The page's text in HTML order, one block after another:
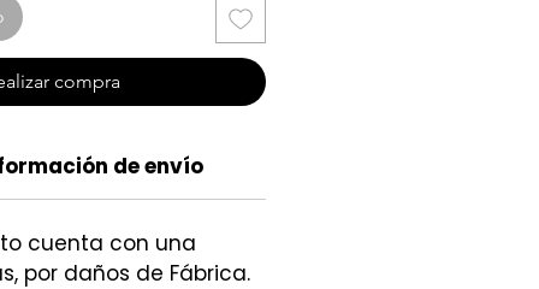
compra
de envío
cuenta con una
por daños de Fábrica.